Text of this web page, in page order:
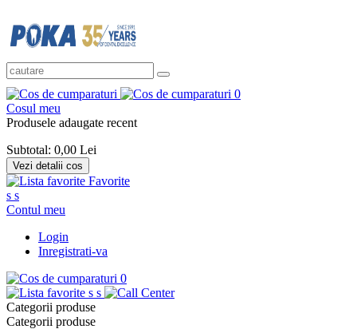
0
Cosul meu
Produsele adaugate recent
Subtotal: 0,00 Lei
Vezi detalii cos
Favorite
s s
Contul meu
Login
Inregistrati-va
0
s s
Categorii produse
Categorii produse